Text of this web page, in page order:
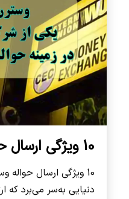
10 ویژگی ارسال حواله وسترن‌یونیون
10 ویژگی ارسال
دنیایی به‌سر می‌برد که